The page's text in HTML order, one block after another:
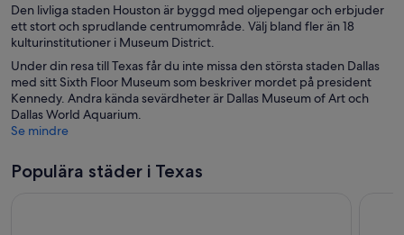
Den livliga staden Houston är byggd med oljepengar och erbjuder
ett stort och sprudlande centrumområde. Välj bland fler än 18
kulturinstitutioner i Museum District.
Under din resa till Texas får du inte missa den största staden Dallas
med sitt Sixth Floor Museum som beskriver mordet på president
Kennedy. Andra kända sevärdheter är Dallas Museum of Art och
Dallas World Aquarium.
Se mindre
Populära städer i Texas